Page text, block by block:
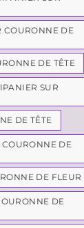
COURONNE DE
DE TÊTE
SUR
DE TÊTE
DE
DE FLEUR
DE